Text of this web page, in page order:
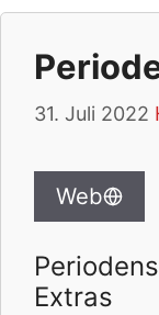
31. Juli 2022
Web
Extras